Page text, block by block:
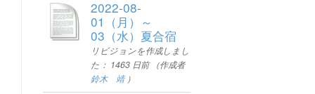
2022-08-
01（月）～
03（水）夏合宿
リビジョンを作成しまし
た： 1463 日前（作成者
鈴木 靖）